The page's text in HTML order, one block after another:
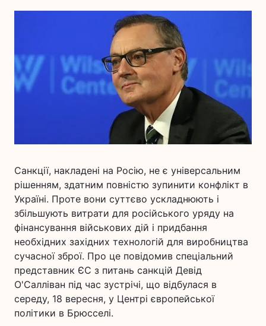
Санкції, накладені на Росію, не є універсальним
рішенням, здатним повністю зупинити конфлікт в
Україні. Проте вони суттєво ускладнюють і
збільшують витрати для російського уряду на
фінансування військових дій і придбання
необхідних західних технологій для виробництва
сучасної зброї. Про це повідомив спеціальний
представник ЄС з питань санкцій Девід
О'Салліван під час зустрічі, що відбулася в
середу, 18 вересня, у Центрі європейської
політики в Брюсселі.